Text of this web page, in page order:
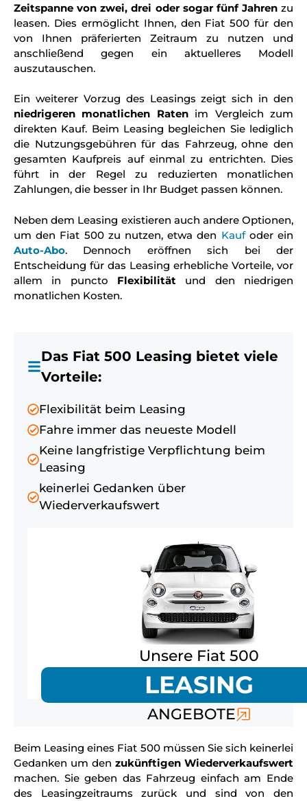
Zeitspanne von zwei, drei oder sogar fünf Jahrenzu
leasen. Dies ermöglicht Ihnen, den Fiat 500 für den
von Ihnen präferierten Zeitraum zu nutzen und
anschließend gegen ein aktuelleres Modell
auszutauschen.
Ein weiterer Vorzug des Leasings zeigt sich in den
niedrigeren monatlichen Ratenim Vergleich zum
direkten Kauf. Beim Leasing begleichen Sie lediglich
die Nutzungsgebühren für das Fahrzeug, ohne den
gesamten Kaufpreis auf einmal zu entrichten. Dies
führt in der Regel zu reduzierten monatlichen
Zahlungen, die besser in Ihr Budget passen können.
Neben dem Leasing existieren auch andere Optionen,
um den Fiat 500 zu nutzen, etwa den Kaufoder ein
Auto-Abo. Dennoch eröffnen sich bei der
Entscheidung für das Leasing erhebliche Vorteile, vor
allem in puncto Flexibilität und den niedrigen
monatlichen Kosten.
Das Fiat 500 Leasing bietet viele
Vorteile:
Flexibilität beim Leasing
Fahre immer das neueste Modell
Keine langfristige Verpflichtung beim
Leasing
keinerlei Gedanken über
Wiederverkaufswert
Unsere Fiat 500
LEASING
ANGEBOTE
Beim Leasing eines Fiat 500 müssen Sie sich keinerlei
Gedanken um den zukünftigen Wiederverkaufswert
machen. Sie geben das Fahrzeug einfach am Ende
des Leasingzeitraums zurück und sind von den